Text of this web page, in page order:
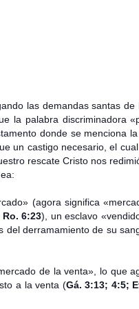
las demandas santas
la palabra discriminadora
donde se menciona
un castigo necesario, el
rescate Cristo nos
(agora significa
6:23), un esclavo
del derramamiento de su
de la venta», lo que
a la venta (Gá. 3:13; 4:5;